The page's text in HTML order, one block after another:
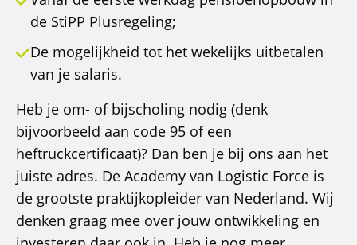
de StiPP Plusregeling;
De mogelijkheid tot het wekelijks uitbetalen
van je salaris.
Heb je om- of bijscholing nodig (denk
bijvoorbeeld aan code 95 of een
heftruckcertificaat)? Dan ben je bij ons aan het
juiste adres. De Academy van Logistic Force is
de grootste praktijkopleider van Nederland. Wij
denken graag mee over jouw ontwikkeling en